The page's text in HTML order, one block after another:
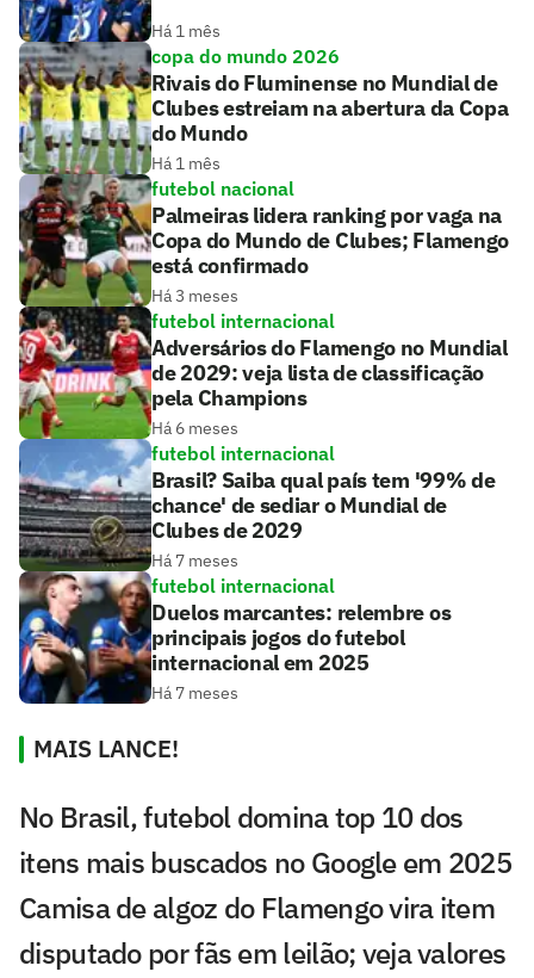
Há 1 mês
copa do mundo 2026
Rivais do Fluminense no Mundial de
Clubes estreiam na abertura da Copa
do Mundo
Há 1 mês
futebol nacional
Palmeiras lidera ranking por vaga na
Copa do Mundo de Clubes; Flamengo
está confirmado
Há 3 meses
futebol internacional
Adversários do Flamengo no Mundial
de 2029: veja lista de classificação
pela Champions
Há 6 meses
futebol internacional
Brasil? Saiba qual país tem '99% de
chance' de sediar o Mundial de
Clubes de 2029
Há 7 meses
futebol internacional
Duelos marcantes: relembre os
principais jogos do futebol
internacional em 2025
Há 7 meses
MAIS LANCE!
No Brasil, futebol domina top 10 dos
itens mais buscados no Google em 2025
Camisa de algoz do Flamengo vira item
disputado por fãs em leilão; veja valores